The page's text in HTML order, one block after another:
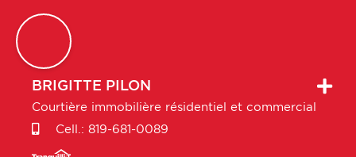
BRIGITTE PILON
Courtière immobilière résidentiel et commercial
Cell.: 819-681-0089